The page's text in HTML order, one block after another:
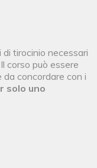
tirocinio necessari
corso può essere
concordare con i
solo uno